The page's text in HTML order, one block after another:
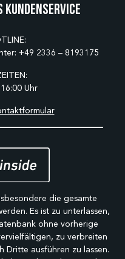
Kundenservice
+49 2336 – 8193175
Uhr
die gesamte
Es ist zu unterlassen,
ohne vorherige
zu verbreiten
Dritte ausführen zu lassen.